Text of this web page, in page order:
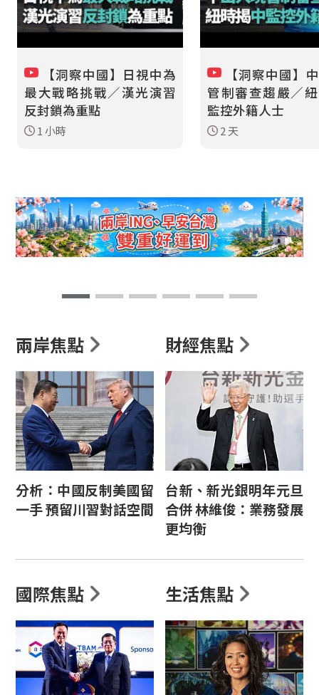
【洞察中國】日視中為
最大戰略挑戰／漢光演習
反封鎖為重點
1 小時
【洞察中國】
管制審查趨嚴／
監控外籍人士
2 天
兩岸焦點
分析：中國反制美國留
一手 預留川習對話空間
財經焦點
台新、新光銀明年元旦
合併 林維俊：業務發展
更均衡
國際焦點 生活焦點